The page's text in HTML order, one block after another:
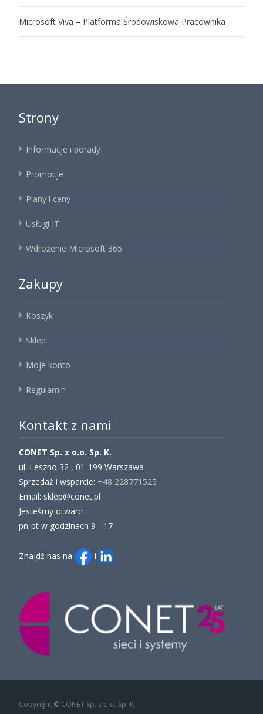
Microsoft Viva – Platforma Środowiskowa Pracownika
Strony
Informacje i porady
Promocje
Plany i ceny
Usługi IT
Wdrożenie Microsoft 365
Zakupy
Koszyk
Sklep
Moje konto
Regulamin
Kontakt z nami
CONET Sp. z o.o. Sp. K.
ul. Leszno 32 , 01-199 Warszawa
Sprzedaż i wsparcie: +48 228771525
Email: sklep@conet.pl
Jesteśmy otwarci:
pn-pt w godzinach 9 - 17
Znajdź nas na i
Copyright © CONET Sp. z o.o. Sp. K.